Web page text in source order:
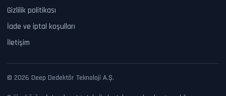
Gizlilik politikası
İade ve iptal koşulları
İletişim
© 2026 Deep Dedektör Teknoloji A.Ş.